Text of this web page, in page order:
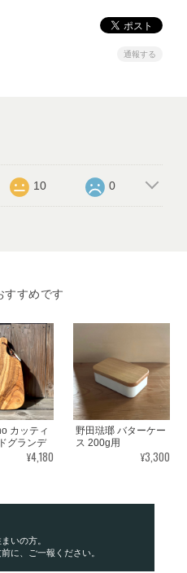
通報する
10 0
すすめです
カッティ
グランデ
¥4,180
野田琺瑯 バターケー
ス 200g用
¥3,300
いの方。
に、ご一報ください。